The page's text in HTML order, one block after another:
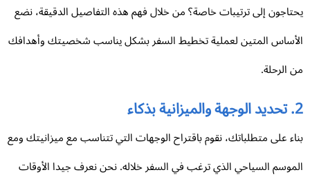
إلى ترتيبات خاصة؟ من خلال فهم هذه التفاصيل الدقيقة، نضع
المتين لعملية تخطيط السفر بشكل يناسب شخصيتك وأهدافك
الرحلة.
على متطلباتك، نقوم باقتراح الوجهات التي تتناسب مع ميزانيتك ومع
السياحي الذي ترغب في السفر خلاله. نحن نعرف جيدا الأوقات